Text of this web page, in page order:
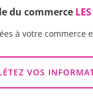
du commerce
à votre
VOS